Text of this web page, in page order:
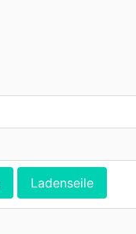
Ladenseile